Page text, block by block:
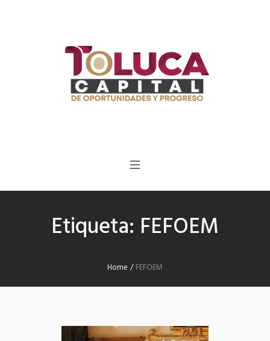
Etiqueta: FEFOEM
Home /FEFOEM